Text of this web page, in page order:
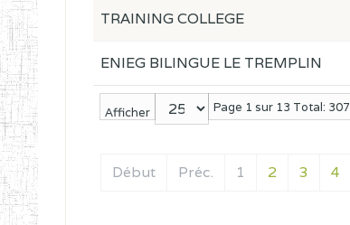
Afficher Page 1 sur 13 Total: 307
Début Préc. 1 2 3 4
TRAINING COLLEGE
ENIEG BILINGUE LE TREMPLIN